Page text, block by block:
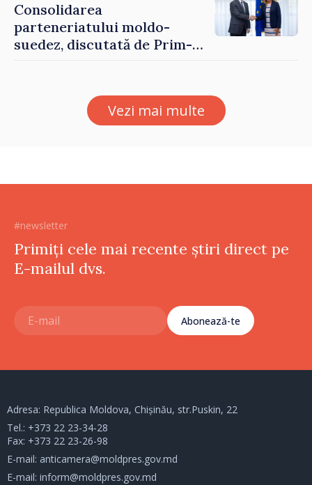
Consolidarea
parteneriatului moldo-
suedez, discutată de Prim-
Petra Lärke
Vezi mai multe
#newsletter
Primiți cele mai recente știri direct pe
E-mailul dvs.
Abonează-te
Adresa: Republica Moldova, Chișinău, str.Puskin, 22
Tel.: +373 22 23-34-28
Fax: +373 22 23-26-98
E-mail: anticamera@moldpres.gov.md
E-mail: inform@moldpres.gov.md